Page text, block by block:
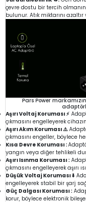
çevre dostu bir tercih
bulunur. Atık miktarını
Pars Power
Aşırı Voltaj Koruması ⚡
çıkmasını engelleyerek
Aşırı Akım Koruması ⚠️
çıkmasını engeller, böylece
Kısa Devre Koruması :
yangın veya diğer tehlikeli
Aşırı Isınma Koruması :
çıkmasını engelleyerek aşırı
Düşük Voltaj Koruması ⬇️
engelleyerek stabil bir şarj
Güç Dalgası Koruması :
korur, böylece elektronik